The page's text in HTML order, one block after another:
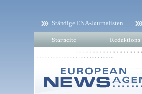
Ständige ENA-Journalisten
Startseite